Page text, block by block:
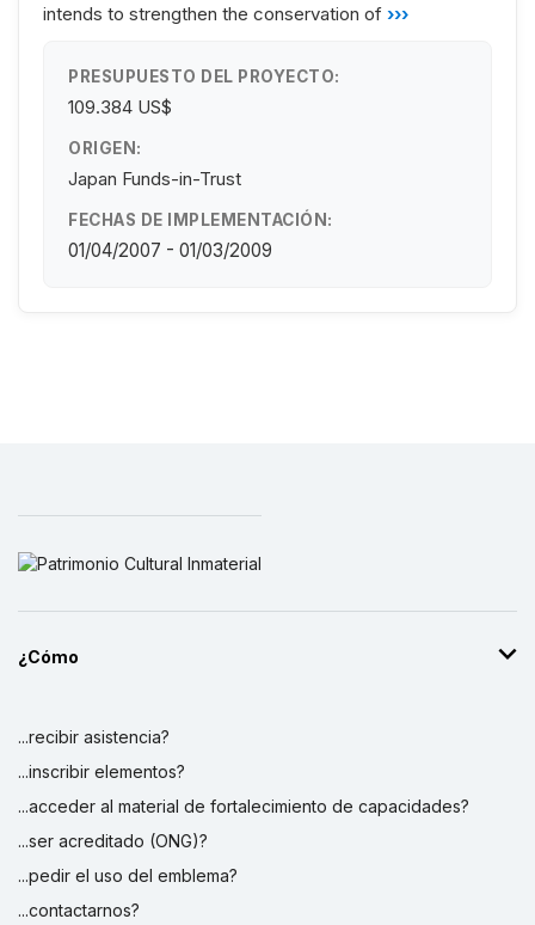
intends to strengthen the conservation of ›››
PRESUPUESTO DEL PROYECTO:
109.384 US$
ORIGEN:
Japan Funds-in-Trust
FECHAS DE IMPLEMENTACIÓN:
01/04/2007 - 01/03/2009
¿Cómo
...recibir asistencia?
...inscribir elementos?
...acceder al material de fortalecimiento de capacidades?
...ser acreditado (ONG)?
...pedir el uso del emblema?
...contactarnos?